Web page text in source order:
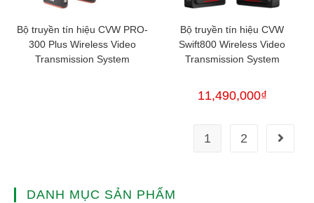
Bộ truyền tín hiệu CVW PRO-
300 Plus Wireless Video
Transmission System
Bộ truyền tín hiệu CVW
Swift800 Wireless Video
Transmission System
11,490,000₫
1 2
DANH MỤC SẢN PHẨM